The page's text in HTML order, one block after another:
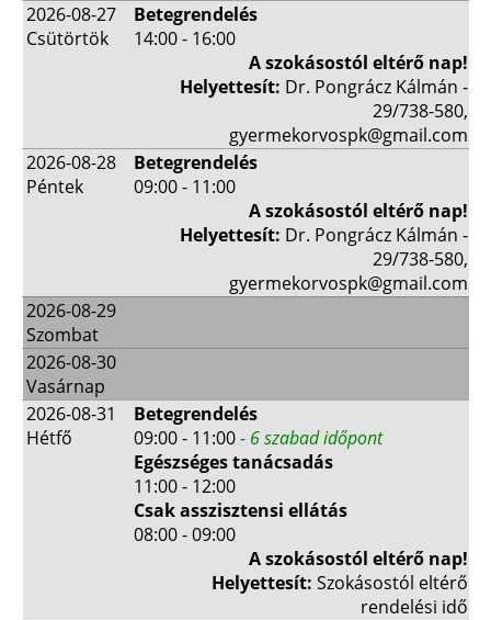
2026-08-27
Csütörtök
Betegrendelés
14:00 - 16:00
A szokásostól eltérő nap!
Helyettesít: Dr. Pongrácz Kálmán -
29/738-580,
gyermekorvospk@gmail.com
2026-08-28
Péntek
Betegrendelés
09:00 - 11:00
A szokásostól eltérő nap!
Helyettesít: Dr. Pongrácz Kálmán -
29/738-580,
gyermekorvospk@gmail.com
2026-08-29
Szombat
2026-08-30
Vasárnap
2026-08-31
Hétfő
Betegrendelés
09:00 - 11:00- 6 szabad időpont
Egészséges tanácsadás
11:00 - 12:00
Csak asszisztensi ellátás
08:00 - 09:00
A szokásostól eltérő nap!
Helyettesít: Szokásostól eltérő
rendelési idő